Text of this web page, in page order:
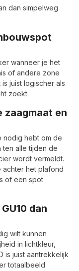
dan simpelweg
wanneer je het
of andere zone
juist logischer als
zoekt.
zaagmaat en
nodig hebt om de
ten alle tijden de
wordt vermeldt.
achter het plafond
of een spot
dan
wilt kunnen
in lichtkleur,
is juist aantrekkelijk
totaalbeeld